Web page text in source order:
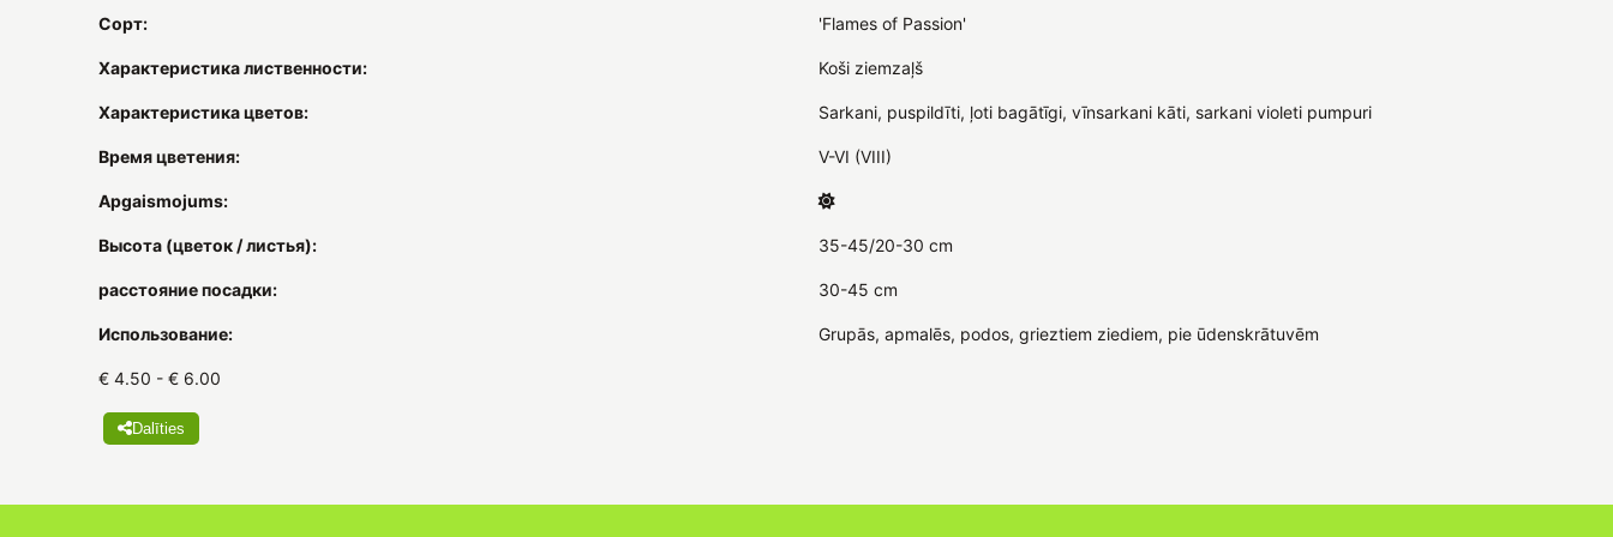
Сорт: 'Flames of Passion'
Характеристика лиственности: Koši ziemzaļš
Характеристика цветов: Sarkani, puspildīti, ļoti bagātīgi, vīnsarkani kāti, sarkani violeti pumpuri
Время цветения: V-VI (VIII)
Apgaismojums:
Высота (цветок / листья): 35-45/20-30 cm
расстояние посадки: 30-45 cm
Использование: Grupās, apmalēs, podos, grieztiem ziediem, pie ūdenskrātuvēm
€ 4.50 - € 6.00
Dalīties